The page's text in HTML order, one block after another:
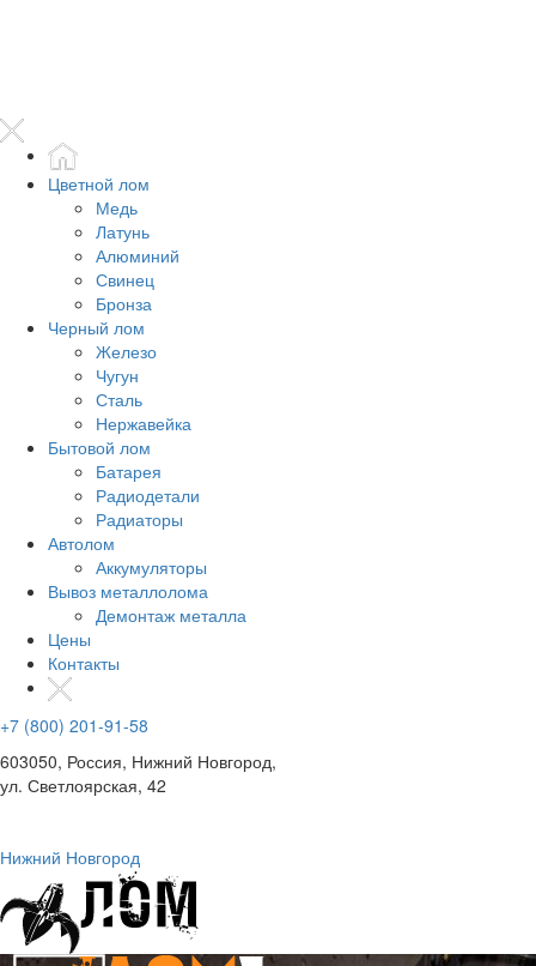
Цветной лом
Медь
Латунь
Алюминий
Свинец
Бронза
Черный лом
Железо
Чугун
Сталь
Нержавейка
Бытовой лом
Батарея
Радиодетали
Радиаторы
Автолом
Аккумуляторы
Вывоз металлолома
Демонтаж металла
Цены
Контакты
+7 (800) 201-91-58
603050, Россия, Нижний Новгород,
ул. Светлоярская, 42
Нижний Новгород